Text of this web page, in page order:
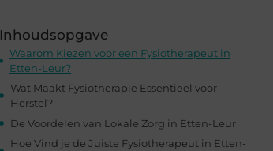
Inhoudsopgave
Waarom Kiezen voor een Fysiotherapeut in
Etten-Leur?
Wat Maakt Fysiotherapie Essentieel voor
Herstel?
De Voordelen van Lokale Zorg in Etten-Leur
Hoe Vind je de Juiste Fysiotherapeut in Etten-